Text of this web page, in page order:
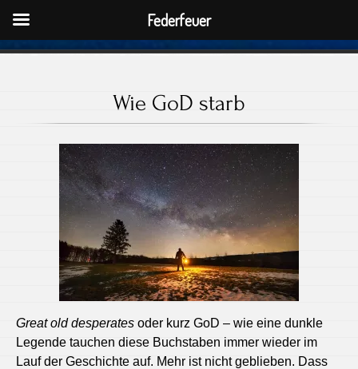
Wie GoD starb
Great old desperates oder kurz GoD – wie eine dunkle
Legende tauchen diese Buchstaben immer wieder im
Lauf der Geschichte auf. Mehr ist nicht geblieben. Dass
Federfeuer